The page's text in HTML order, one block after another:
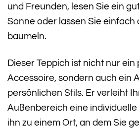
und Freunden, lesen Sie ein
Sonne oder lassen Sie einfach
baumeln.
Dieser Teppich ist nicht nur
Accessoire, sondern auch ein
persönlichen Stils. Er verleiht
Außenbereich eine
ihn zu einem Ort, an dem Sie